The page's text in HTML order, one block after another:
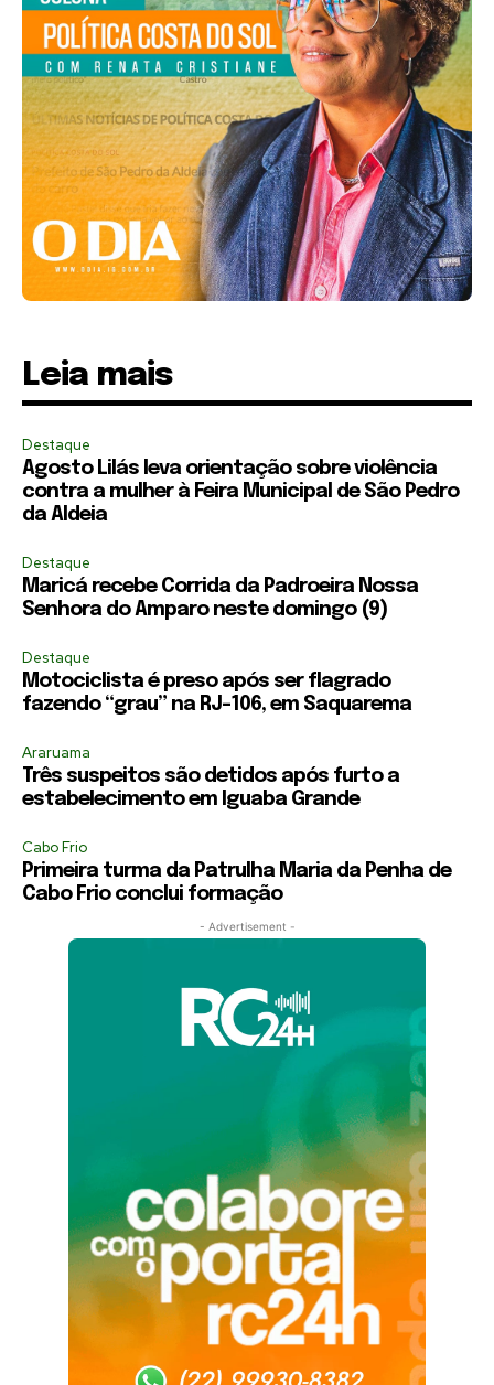
Leia mais
Destaque
Agosto Lilás leva orientação sobre violência
contra a mulher à Feira Municipal de São Pedro
da Aldeia
Destaque
Maricá recebe Corrida da Padroeira Nossa
Senhora do Amparo neste domingo (9)
Destaque
Motociclista é preso após ser flagrado
fazendo “grau” na RJ-106, em Saquarema
Araruama
Três suspeitos são detidos após furto a
estabelecimento em Iguaba Grande
Cabo Frio
Primeira turma da Patrulha Maria da Penha de
Cabo Frio conclui formação
- Advertisement -